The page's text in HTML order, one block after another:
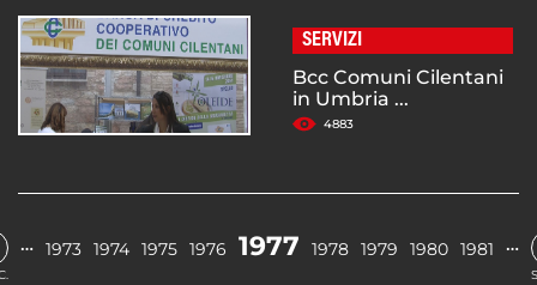
SERVIZI
Bcc Comuni Cilentani
in Umbria ...
4883
… 1973 1974 1975 1976 1977 1978 1979 1980 1981 …